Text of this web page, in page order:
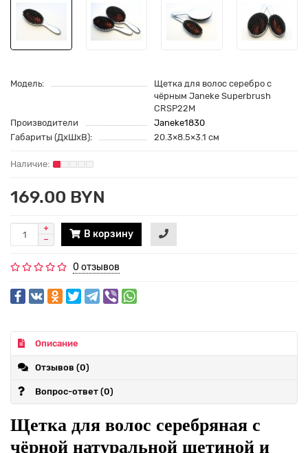
Модель:
Щетка для волос серебро с
чёрным Janeke Superbrush
CRSP22M
Производители
Janeke1830
Габариты (ДхШхВ):
20.3×8.5×3.1 см
169.00 BYN
В корзину
0 отзывов
Описание
Отзывов (0)
Вопрос-ответ (0)
Щетка для волос серебряная с
чёрной натуральной щетиной и